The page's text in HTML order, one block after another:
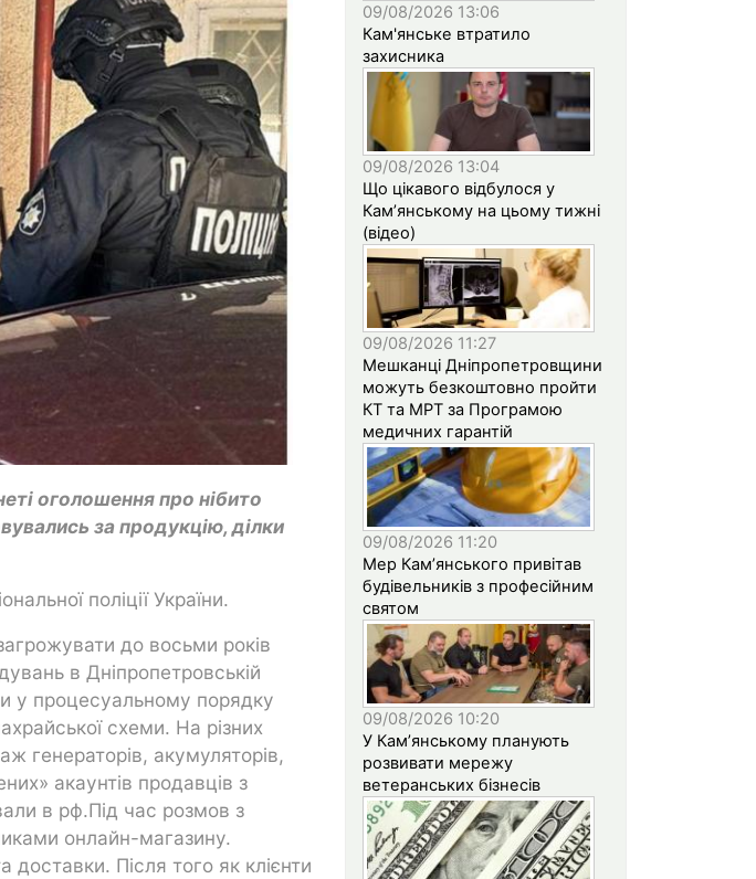
оголошення про нібито
за продукцію, ділки
поліції України.
до восьми років
в Дніпропетровській
у процесуальному порядку
схеми. На різних
генераторів, акумуляторів,
акаунтів продавців з
в рф.Під час розмов з
онлайн-магазину.
Після того як клієнти
09/08/2026 13:06
Кам'янське втратило
захисника
09/08/2026 13:04
Що цікавого відбулося у
Кам’янському на цьому тижні
(відео)
09/08/2026 11:27
Мешканці Дніпропетровщини
можуть безкоштовно пройти
КТ та МРТ за Програмою
медичних гарантій
09/08/2026 11:20
Мер Кам’янського привітав
будівельників з професійним
святом
09/08/2026 10:20
У Кам’янському планують
розвивати мережу
ветеранських бізнесів